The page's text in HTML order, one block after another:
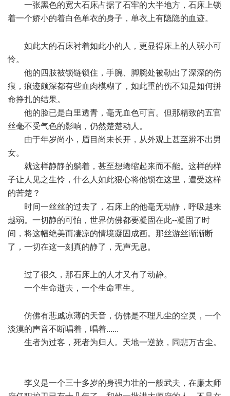
一张黑色的宽大石床占据了石牢的大半地方，石床上锁
着一个娇小的着白色单衣的身子，单衣上有隐隐的血迹。
如此大的石床衬着如此小的人，更显得床上的人弱小可
怜。
他的四肢被锁链锁住，手腕、脚腕处被勒出了深深的伤
痕，痕迹颇深都有些血肉模糊了，如此重的伤不知是如何拼
命挣扎的结果。
他的脸已是白里透青，毫无血色可言。但那精致的五官
丝毫不受气色的影响，仍然楚楚动人。
由于年岁尚小，眉目尚未长开，从外观上甚至辨不出男
女。
就这样静静的躺着，甚至想蜷缩起来而不能。这样的样
子让人见之生怜，什么人如此狠心将他锁在这里，遭受这样
的苦楚？
时间一丝丝的过去了，石床上的他毫无动静，呼吸越来
越弱。一切静的可怕，世界仿佛都要凝固在此--凝固了时
间，将这幅绝美而凄凉的情境凝固成画。那丝游丝渐渐断
了，一切在这一刻真的静了，无声无息。
过了很久，那石床上的人才又有了动静。
一个生命逝去，一个生命重生。
仿佛有悲戚凉薄的天音，仿佛是不理凡尘的空灵，一个
淡漠的声音不断唱着，唱着......
生者为过客，死者为归人。天地一逆旅，同悲万古尘。
李义是一个三十多岁的身强力壮的一般武夫，在廉太师